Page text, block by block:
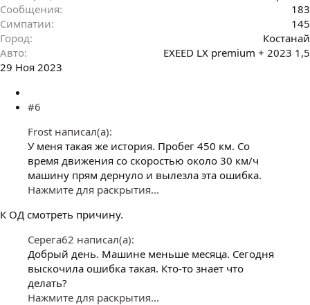
Сообщения
183
Симпатии
145
Город
Костанай
Авто
EXEED LX premium + 2023 1,5
29 Ноя 2023
#6
Frost написал(а):
У меня такая же история. Пробег 450 км. Со
время движения со скоростью около 30 км/ч
машину прям дернуло и вылезла эта ошибка.
Нажмите для раскрытия...
К ОД смотреть причину.
Серега62 написал(а):
Добрый день. Машине меньше месяца. Сегодня
выскочила ошибка такая. Кто-то знает что
делать?
Нажмите для раскрытия...